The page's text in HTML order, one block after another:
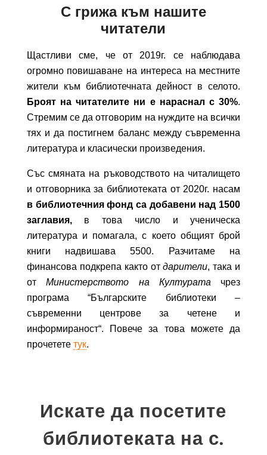
С грижа към нашите
читатели
Щастливи сме, че от 2019г. се наблюдава
огромно повишаване на интереса на местните
жители към библиотечната дейност в селото.
Броят на читателите ни е нараснал с 30%.
Стремим се да отговорим на нуждите на всички
тях ида постигнем баланс между съвременна
литература и класически произведения.
Със смяната на ръководството на читалището
и отговорника за библиотеката от 2020г. насам
в библиотечния фонд са добавени над 1500
заглавия,в това число и ученическа
литература и помагала, с което общият брой
книги надвишава 5500.
Разчитаме на
финансова подкрепа както отдарители, така и
отМинистерството на Културата чрез
програма “Българските библиотеки –
съвременни центрове за четене и
информираност“. Повече за това можете да
прочетете тук.
Искате да посетите
библиотеката на с.